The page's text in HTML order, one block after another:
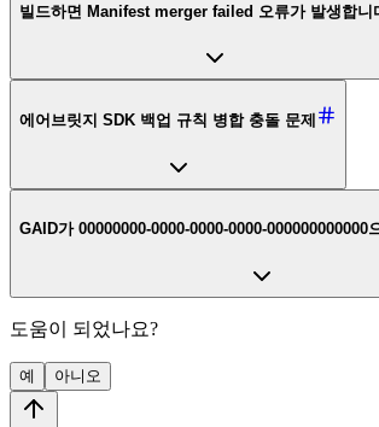
빌드하면 Manifest merger failed 오류가 발생합니
에어브릿지 SDK 백업 규칙 병합 충돌 문제
GAID가 00000000-0000-0000-0000-000000000000
도움이 되었나요?
예 아니오